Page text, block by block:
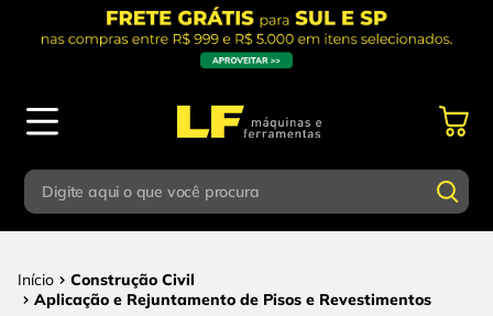
Digite aqui o que você procura
Construção Civil
Aplicação e Rejuntamento de Pisos e Revestimentos
1º parafusadeira